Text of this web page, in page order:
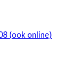
(ook online)